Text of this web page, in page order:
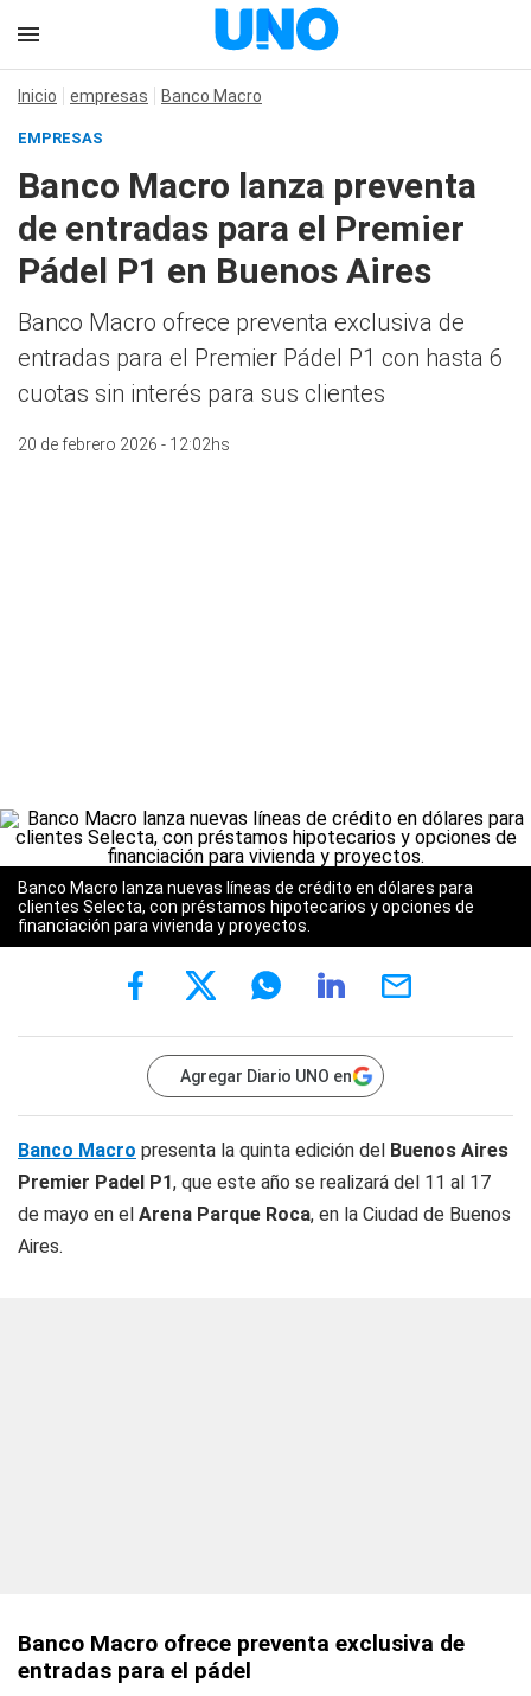
Inicio empresas Banco Macro
EMPRESAS
Banco Macro lanza preventa
de entradas para el Premier
Pádel P1 en Buenos Aires
Banco Macro ofrece preventa exclusiva de
entradas para el Premier Pádel P1 con hasta 6
cuotas sin interés para sus clientes
20 de febrero 2026 - 12:02hs
Banco Macro lanza nuevas líneas de crédito en dólares para
clientes Selecta, con préstamos hipotecarios y opciones de
financiación para vivienda y proyectos.
Agregar Diario UNO en
Banco Macro presenta la quinta edición del Buenos Aires
Premier Padel P1, que este año se realizará del 11 al 17
de mayo en el Arena Parque Roca, en la Ciudad de Buenos
Aires.
Banco Macro ofrece preventa exclusiva de
entradas para el pádel